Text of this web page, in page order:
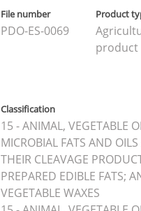
File number
PDO-ES-0069
Product
product
Classification
15 - ANIMAL, VEGETABLE
MICROBIAL FATS AND
THEIR CLEAVAGE
PREPARED EDIBLE FATS;
VEGETABLE WAXES